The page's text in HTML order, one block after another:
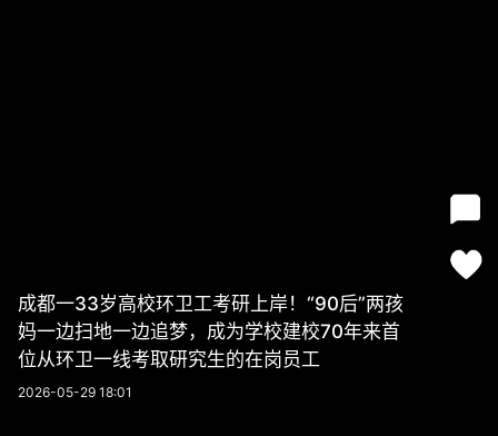
成都一33岁高校环卫工考研上岸！“90后”两孩
妈一边扫地一边追梦，成为学校建校70年来首
位从环卫一线考取研究生的在岗员工
2026-05-29 18:01